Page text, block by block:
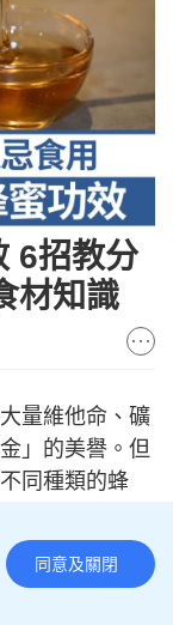
6招教分
材知識
量維他命、礦
」的美譽。但
同種類的蜂
效，並分享揀
味及體質吃得
同意及關閉